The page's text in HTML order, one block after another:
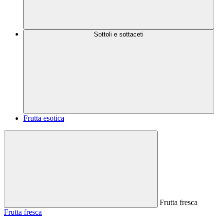
Sottoli e sottaceti
Frutta esotica
Frutta fresca
Frutta fresca